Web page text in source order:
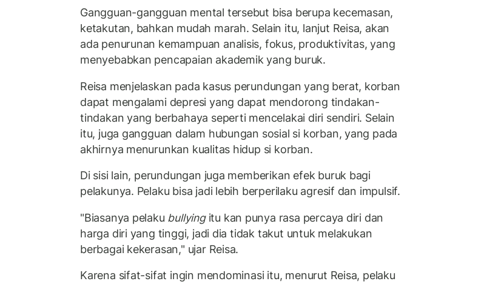
Gangguan-gangguan mental tersebut bisa berupa kecemasan,
ketakutan, bahkan mudah marah. Selain itu, lanjut Reisa, akan
ada penurunan kemampuan analisis, fokus, produktivitas, yang
menyebabkan pencapaian akademik yang buruk.
Reisa menjelaskan pada kasus perundungan yang berat, korban
dapat mengalami depresi yang dapat mendorong tindakan-
tindakan yang berbahaya seperti mencelakai diri sendiri. Selain
itu, juga gangguan dalam hubungan sosial si korban, yang pada
akhirnya menurunkan kualitas hidup si korban.
Di sisi lain, perundungan juga memberikan efek buruk bagi
pelakunya. Pelaku bisa jadi lebih berperilaku agresif dan impulsif.
"Biasanya pelaku bullyingitu kan punya rasa percaya diri dan
harga diri yang tinggi, jadi dia tidak takut untuk melakukan
berbagai kekerasan," ujar Reisa.
Karena sifat-sifat ingin mendominasi itu, menurut Reisa, pelaku